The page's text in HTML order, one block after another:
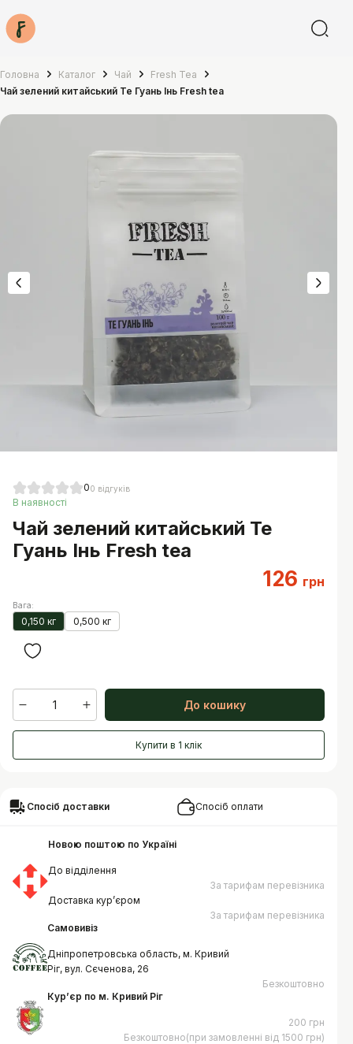
Головна Каталог Чай
Fresh Tea
Чай зелений китайський Те Гуань Інь Fresh tea
00 відгуків
В наявності
Чай зелений китайський Те
Гуань Інь Fresh tea
126 грн
Вага:
0,150 кг 0,500 кг
1 До кошику
Купити в 1 клік
Спосіб доставки Спосіб оплати
Новою поштою по Україні
До відділення
За тарифам перевізника
Доставка курʼєром
За тарифам перевізника
Самовивіз
Дніпропетровська область, м. Кривий
Ріг, вул. Сєченова, 26
Безкоштовно
Курʼєр по м. Кривий Ріг
200 грн
Безкоштовно(при замовленні від 1500 грн)